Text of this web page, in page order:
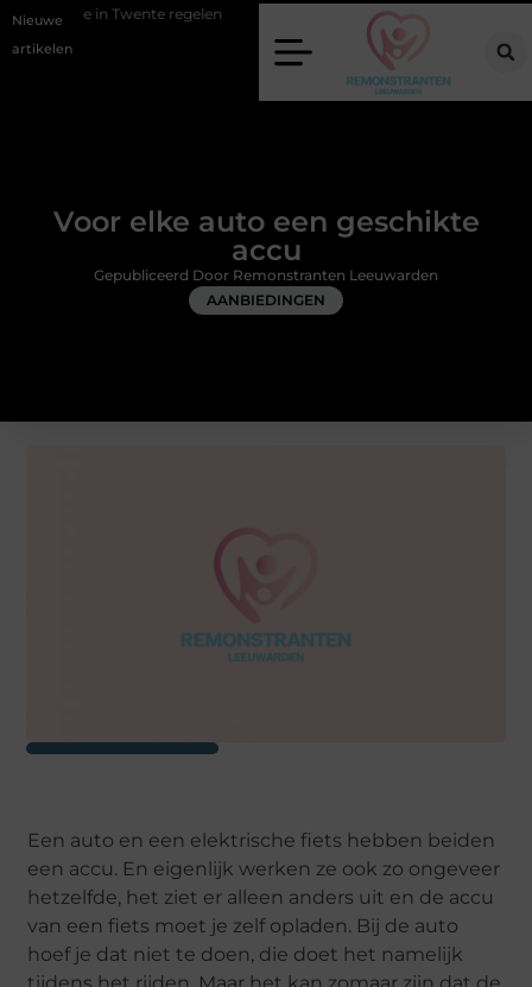
Nieuwe
artikelen
regelen Wat zero-click search betekent voor de toekomst van
Voor elke auto een geschikte
accu
AANBIEDINGEN
Gepubliceerd Door Remonstranten Leeuwarden
Een auto en een elektrische fiets hebben beiden
een accu. En eigenlijk werken ze ook zo ongeveer
hetzelfde, het ziet er alleen anders uit en de accu
van een fiets moet je zelf opladen. Bij de auto
hoef je dat niet te doen, die doet het namelijk